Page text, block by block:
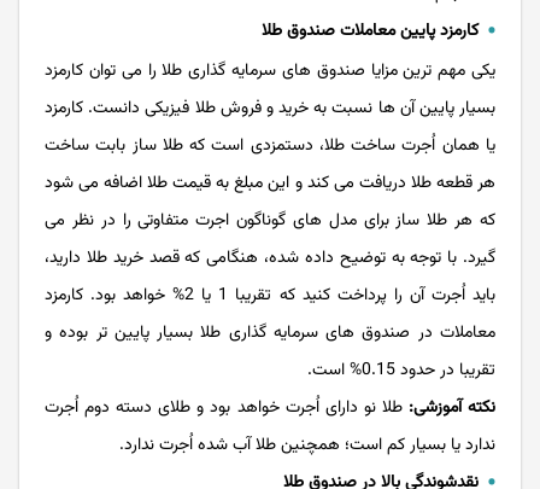
کارمزد پایین معاملات صندوق طلا
یکی مهم ترین مزایا صندوق های سرمایه گذاری طلا را می توان کارمزد
بسیار پایین آن ها نسبت به خرید و فروش طلا فیزیکی دانست. کارمزد
یا همان اُجرت ساخت طلا، دستمزدی است که طلا ساز بابت ساخت
هر قطعه طلا دریافت می کند و این مبلغ به قیمت طلا اضافه می شود
که هر طلا ساز برای مدل های گوناگون اجرت متفاوتی را در نظر می
گیرد. با توجه به توضیح داده شده، هنگامی که قصد خرید طلا دارید،
باید اُجرت آن را پرداخت کنید که تقریبا 1 یا 2% خواهد بود. کارمزد
معاملات در صندوق های سرمایه گذاری طلا بسیار پایین تر بوده و
تقریبا در حدود 0.15% است.
نکته آموزشی: طلا نو دارای اُجرت خواهد بود و طلای دسته دوم اُجرت
ندارد یا بسیار کم است؛ همچنین طلا آب شده اُجرت ندارد.
نقدشوندگی بالا در صندوق طلا